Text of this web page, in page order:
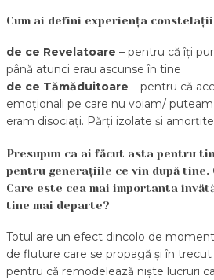
Cum ai defini experiența
de ce Revelatoare – pentru că îți
până atunci erau ascunse în tine
de ce Tămăduitoare – pentru că
emoționali pe care nu voiam/
eram disociați. Părți izolate și
Presupun ca ai făcut asta pentru
pentru generațiile ce vin după tine.
Care este cea mai importanta
tine mai departe?
Totul are un efect dincolo de
de fluture care se propagă și în
pentru că remodelează niște lucruri